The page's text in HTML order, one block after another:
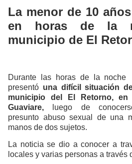
La menor de 10
en horas de la
municipio de El
Durante las horas de la
presentó una difícil situación
municipio del El Retorno, en
Guaviare, luego de
presunto abuso sexual de una
manos de dos sujetos.
La noticia se dio a conocer a
locales y varias personas a través